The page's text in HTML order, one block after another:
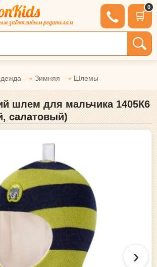
🛒
0
Зимняя Шлемы
шлем для мальчика 1405К6
салатовый)
›